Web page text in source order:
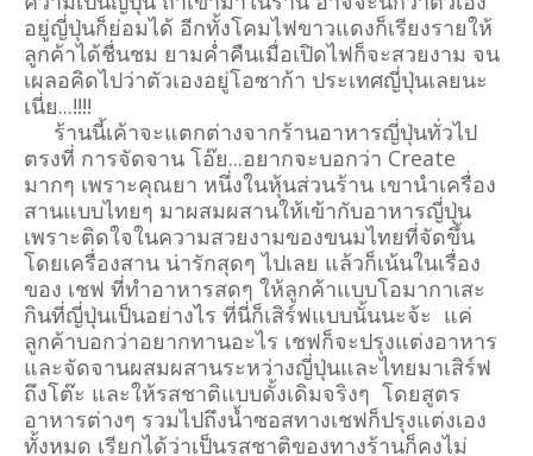
อยู่ญี่ปุ่นก็ย่อมได้ อีกทั้งโคมไฟขาวแดงก็เรียงรายให้
ลูกค้าได้ชื่นชม ยามค่ำคืนเมื่อเปิดไฟก็จะสวยงาม จน
เผลอคิดไปว่าตัวเองอยู่โอซาก้า ประเทศญี่ปุ่นเลยนะ
เนี่ย...!!!!
ร้านนี้เค้าจะแตกต่างจากร้านอาหารญี่ปุ่นทั่วไป
ตรงที่ การจัดจาน โอ๊ย...อยากจะบอกว่า Create
มากๆ เพราะคุณยา หนึ่งในหุ้นส่วนร้าน เขานำเครื่อง
สานแบบไทยๆ มาผสมผสานให้เข้ากับอาหารญี่ปุ่น
เพราะติดใจในความสวยงามของขนมไทยที่จัดขึ้น
โดยเครื่องสาน น่ารักสุดๆ ไปเลย แล้วก็เน้นในเรื่อง
ของ เชฟ ที่ทำอาหารสดๆ ให้ลูกค้าแบบโอมากาเสะ
กินที่ญี่ปุ่นเป็นอย่างไร ที่นี่ก็เสิร์ฟแบบนั้นนะจ้ะ แค่
ลูกค้าบอกว่าอยากทานอะไร เชฟก็จะปรุงแต่งอาหาร
และจัดจานผสมผสานระหว่างญี่ปุ่นและไทยมาเสิร์ฟ
ถึงโต๊ะ และให้รสชาติแบบดั้งเดิมจริงๆ โดยสูตร
อาหารต่างๆ รวมไปถึงน้ำซอสทางเชฟก็ปรุงแต่งเอง
ทั้งหมด เรียกได้ว่าเป็นรสชาติของทางร้านก็คงไม่